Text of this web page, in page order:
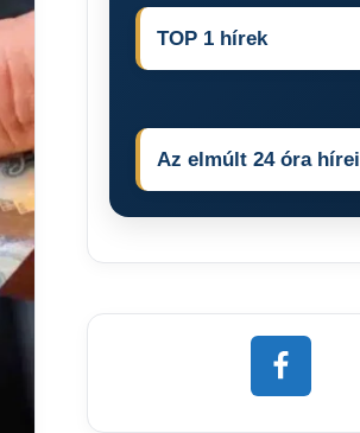
TOP 1 hírek
Az elmúlt 24 óra hírei